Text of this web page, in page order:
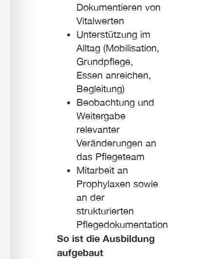
Dokumentieren von
Vitalwerten
Unterstützung im
Alltag (Mobilisation,
Grundpflege,
Essen anreichen,
Begleitung)
Beobachtung und
Weitergabe
relevanter
Veränderungen an
das Pflegeteam
Mitarbeit an
Prophylaxen sowie
an der
strukturierten
Pflegedokumentation
So ist die Ausbildung
aufgebaut